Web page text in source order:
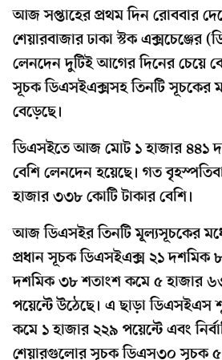
আজ সপ্তাহের প্রথম দিন রোববার
শেয়ারবাজার ঢাকা স্টক
লেনদেন দুটিই আগের দিনের চেয়ে
সূচক ডিএসইএক্সসহ তিনটি সূচকের
বেড়েছে।
ডিএসইতে আজ মোট ১ হাজার ৪৪১
বেশি লেনদেন হয়েছে। গত
হাজার ৩৩৮ কোটি টাকার বেশি।
আজ ডিএসইর তিনটি মূল্যসূচকের
প্রধান সূচক ডিএসইএক্স ২১ দশমিক
দশমিক ৩৮ শতাংশ কমে ৫ হাজার
পয়েন্টে উঠেছে। এ ছাড়া ডিএসইএস
কমে ১ হাজার ২২৯ পয়েন্টে এবং
শেয়ারগুলোর সূচক ডিএস৩০ সূচক ৫